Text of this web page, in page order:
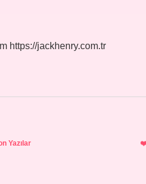
https://jackhenry.com.tr
Yazılar